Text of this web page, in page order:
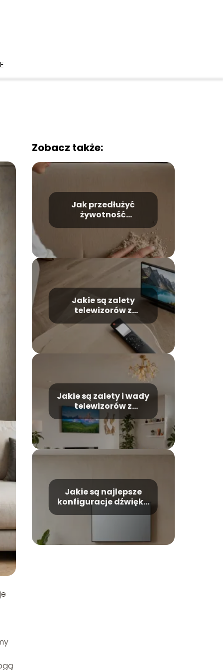
Zobacz także:
Jak przedłużyć
żywotność
Jakie są zalety
telewizorów z
wbudowanym
systemem Android?
Jakie są zalety i wady
telewizorów z
zakrzywionym
ekranem?
Jakie są najlepsze
konfiguracje dźwięku